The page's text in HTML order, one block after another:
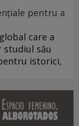
pentru a
care a
studiul său
istorici,